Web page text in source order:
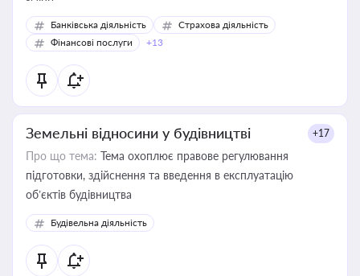
Банківська діяльність
Страхова діяльність
Фінансові послуги
+13
Земельні відносини у будівництві +17
Про що тема: Тема охоплює правове регулювання
підготовки, здійснення та введення в експлуатацію
об’єктів будівництва
Будівельна діяльність